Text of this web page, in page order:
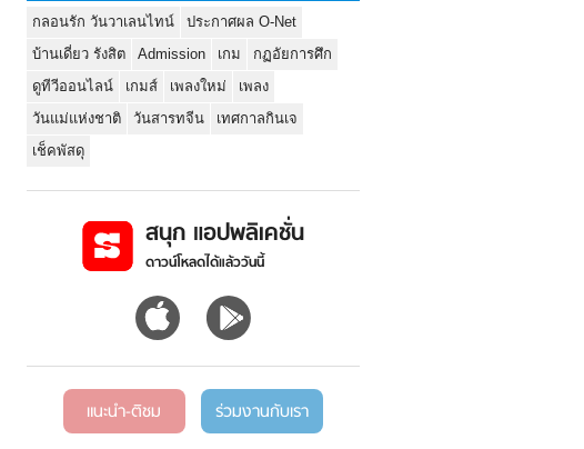
กลอนรัก วันวาเลนไทน์
ประกาศผล O-Net
บ้านเดี่ยว รังสิต
Admission เกม
กฏอัยการศึก
ดูทีวีออนไลน์
เกมส์ เพลงใหม่
เพลง
วันแม่แห่งชาติ
วันสารทจีน
เทศกาลกินเจ
เช็คพัสดุ
สนุก แอปพลิเคชั่น
ดาวน์โหลดได้แล้ววันนี้
แนะนำ-ติชม ร่วมงานกับเรา